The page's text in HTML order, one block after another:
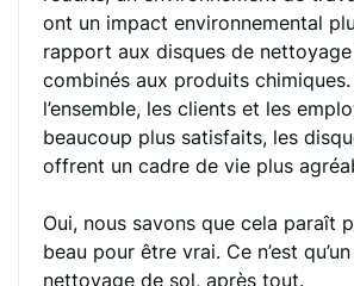
ont un impact environnemental
rapport aux disques de
combinés aux produits chimiques.
l’ensemble, les clients et les
beaucoup plus satisfaits, les
offrent un cadre de vie plus
Oui, nous savons que cela paraît
beau pour être vrai. Ce n’est
nettoyage de sol, après tout.